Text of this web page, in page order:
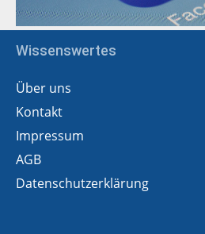
Wissenswertes
Über uns
Kontakt
Impressum
AGB
Datenschutzerklärung